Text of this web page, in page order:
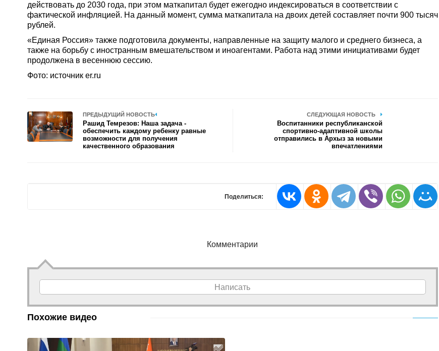
действовать до 2030 года, при этом маткапитал будет ежегодно индексироваться в соответствии с
фактической инфляцией. На данный момент, сумма маткапитала на двоих детей составляет почти 900 тысяч
рублей.
«Единая Россия» также подготовила документы, направленные на защиту малого и среднего бизнеса, а
также на борьбу с иностранным вмешательством и иноагентами. Работа над этими инициативами будет
продолжена в весеннюю сессию.
Фото: источник er.ru
ПРЕДЫДУЩИЙ НОВОСТЬ
Рашид Темрезов: Наша задача -
обеспечить каждому ребенку равные
возможности для получения
качественного образования
СЛЕДУЮЩАЯ НОВОСТЬ
Воспитанники республиканской
спортивно-адаптивной школы
отправились в Архыз за новыми
впечатлениями
Поделиться:
Комментарии
Написать
Похожие видео